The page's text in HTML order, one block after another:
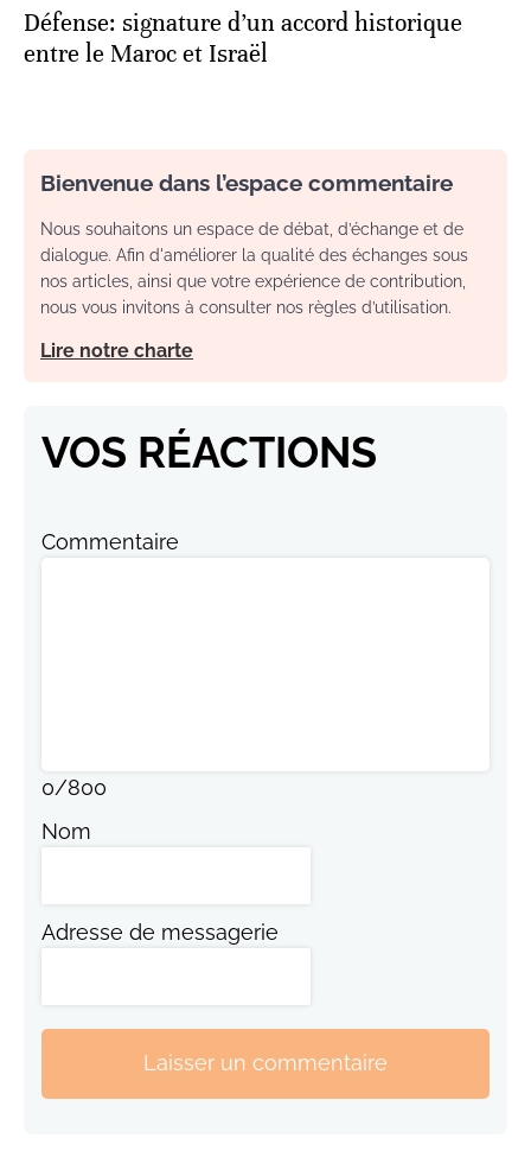
Défense: signature d’un accord historique
entre le Maroc et Israël
Bienvenue dans l’espace commentaire
Nous souhaitons un espace de débat, d’échange et de
dialogue. Afin d'améliorer la qualité des échanges sous
nos articles, ainsi que votre expérience de contribution,
nous vous invitons à consulter nos règles d’utilisation.
Lire notre charte
VOS RÉACTIONS
Commentaire
0/800
Nom
Adresse de messagerie
Laisser un commentaire